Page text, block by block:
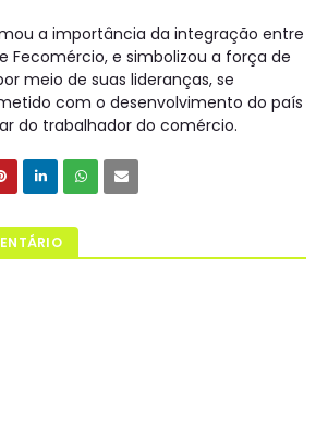
a importância da integração entre
Fecomércio, e simbolizou a força de
meio de suas lideranças, se
com o desenvolvimento do país
do trabalhador do comércio.